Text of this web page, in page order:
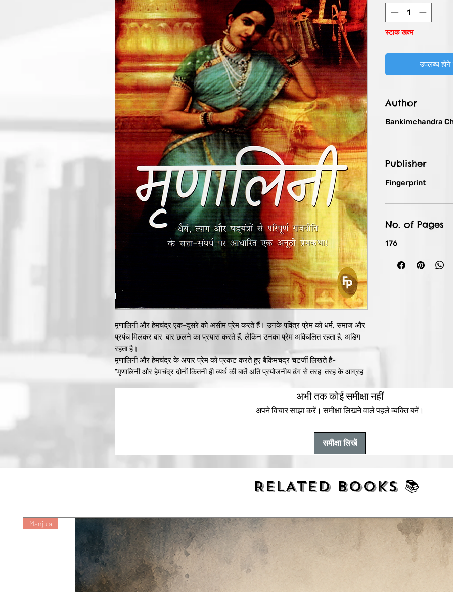
मृणालिनी और हेमचंद्र एक-दूसरे को असीम प्रेम करते हैं। उनके पवित्र प्रेम को धर्म, समाज और
प्रपंच मिलकर बार-बार छलने का प्रयास करते हैं, लेकिन उनका प्रेम अविचलित रहता है, अडिग
रहता है।
मृणालिनी और हेमचंद्र के अपार प्रेम को प्रकट करते हुए बैंकिमचंद्र चटर्जी लिखते हैं-
"मृणालिनी और हेमचंद्र दोनों कितनी ही व्यर्थ की बातें अति प्रयोजनीय ढंग से तरह-तरह के आग्रह
कितनी ही बार एक-दूसरे के मुख की ओर देखकर निरर्थक मधुर हंसी हंसे उस हंसी का अर्थ यह था
होकर मन में सोचा-'अरे आज रात्रि इतनी जल्दी क्यों बीत गई? कैसे बीत गई?" उस नगर के भीतर
यवन-विप्लव का जो कोलाहल उच्छवसित सागर की लहरों की गर्जना की तरह उठ रहा था. वह
हेमचंद्र मृणालिनी के हृदयसागर की लहरों के शोर में डूब गया।”
स्टाक खत्म
उपलब्ध होने
Author
Bankimchandra
Publisher
Fingerprint
No. of Pages
176
अभी तक कोई समीक्षा नहीं
अपने विचार साझा करें। समीक्षा लिखने वाले पहले व्यक्ति बनें।
समीक्षा लिखें
RELATED BOOKS 📚
Manjula